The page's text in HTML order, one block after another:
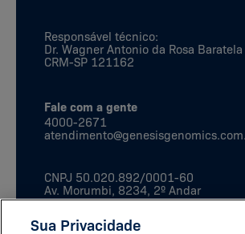
Responsável técnico:
Dr. Wagner Antonio da Rosa Baratela
CRM-SP 121162
Fale com a gente
4000-2671
CNPJ 50.020.892/0001-60
Av. Morumbi, 8234, 2º Andar
São Paulo, SP
Sua Privacidade